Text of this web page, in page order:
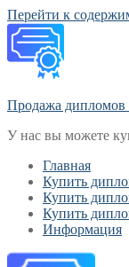
Перейти к
Продажа дипломов
У нас вы можете
Главная
Купить
Купить
Купить
Информация